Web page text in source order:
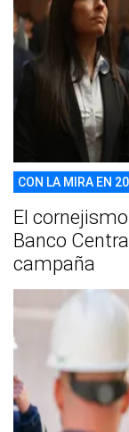
CON LA MIRA EN
El
Banco
campaña